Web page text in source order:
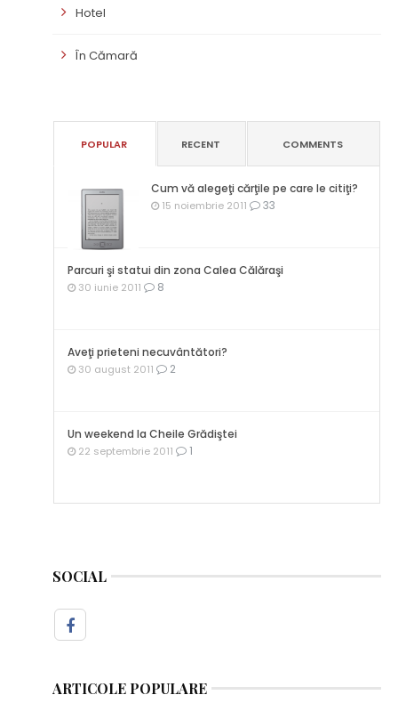
Hotel
În Cămară
POPULAR RECENT COMMENTS
Cum vă alegeţi cărţile pe care le citiţi?
15 noiembrie 2011 33
Parcuri şi statui din zona Calea Călăraşi
30 iunie 2011 8
Aveţi prieteni necuvântători?
30 august 2011 2
Un weekend la Cheile Grădiştei
22 septembrie 2011 1
SOCIAL
ARTICOLE POPULARE